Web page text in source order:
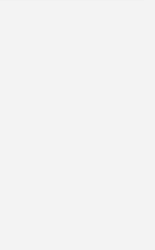
на основе ролей
задач управления,
поддержки, HR и
восстановление
почтовых ящиков
и т. д.
или атрибутов и